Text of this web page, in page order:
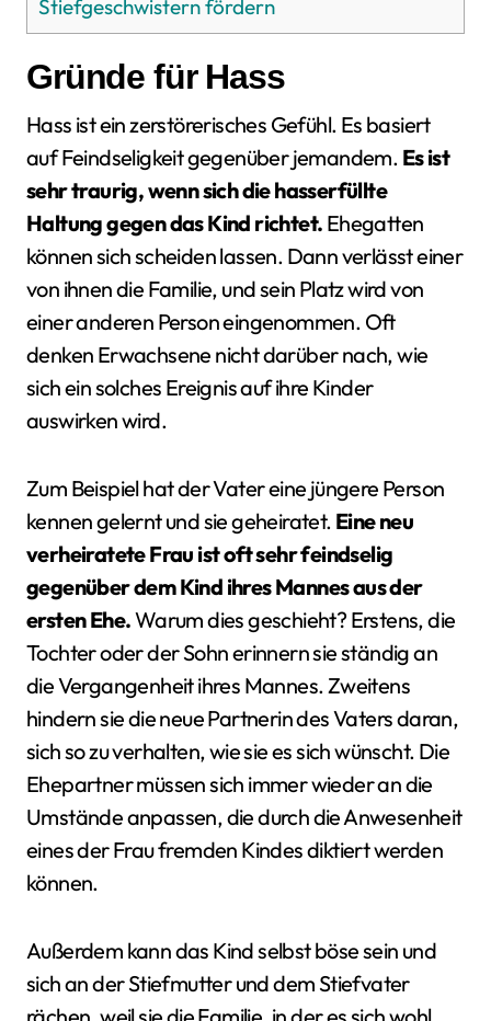
Stiefgeschwistern fördern
Gründe für Hass
Hass ist ein zerstörerisches Gefühl. Es basiert
auf Feindseligkeit gegenüber jemandem. Es ist
sehr traurig, wenn sich die hasserfüllte
Haltung gegen das Kind richtet. Ehegatten
können sich scheiden lassen. Dann verlässt einer
von ihnen die Familie, und sein Platz wird von
einer anderen Person eingenommen. Oft
denken Erwachsene nicht darüber nach, wie
sich ein solches Ereignis auf ihre Kinder
auswirken wird.
Zum Beispiel hat der Vater eine jüngere Person
kennen gelernt und sie geheiratet. Eine neu
verheiratete Frau ist oft sehr feindselig
gegenüber dem Kind ihres Mannes aus der
ersten Ehe.Warum dies geschieht? Erstens, die
Tochter oder der Sohn erinnern sie ständig an
die Vergangenheit ihres Mannes. Zweitens
hindern sie die neue Partnerin des Vaters daran,
sich so zu verhalten, wie sie es sich wünscht. Die
Ehepartner müssen sich immer wieder an die
Umstände anpassen, die durch die Anwesenheit
eines der Frau fremden Kindes diktiert werden
können.
Außerdem kann das Kind selbst böse sein und
sich an der Stiefmutter und dem Stiefvater